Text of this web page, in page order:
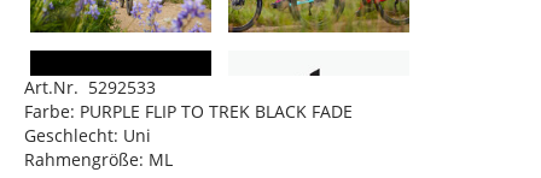
Art.Nr. 5292533
Farbe: PURPLE FLIP TO TREK BLACK FADE
Geschlecht: Uni
Rahmengröße: ML